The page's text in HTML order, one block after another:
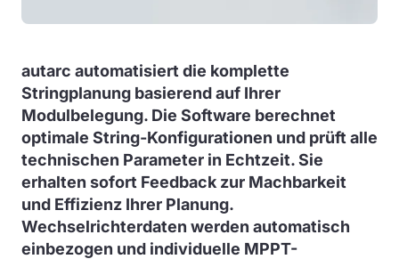
autarc automatisiert die komplette
Stringplanung basierend auf Ihrer
Modulbelegung. Die Software berechnet
optimale String-Konfigurationen und prüft alle
technischen Parameter in Echtzeit. Sie
erhalten sofort Feedback zur Machbarkeit
und Effizienz Ihrer Planung.
Wechselrichterdaten werden automatisch
einbezogen und individuelle MPPT-